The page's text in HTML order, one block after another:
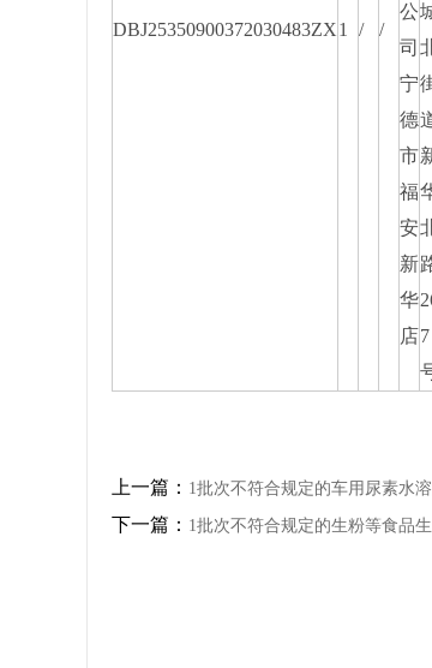
DBJ25350900372030483ZX1 / /
公
司
宁
德
市
福
安
新
华
店7
上一篇： 1批次不符合规定的车用尿素水
下一篇： 1批次不符合规定的生粉等食品